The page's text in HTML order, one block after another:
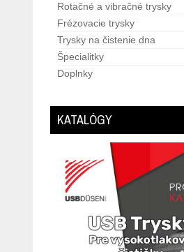
Rotačné a vibračné trysky
Frézovacie trysky
Trysky na čistenie dna
Špecialitky
Doplnky
KATALÓGY